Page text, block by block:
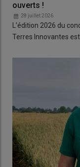
ouverts !
28 juillet 2026
L’édition 2026 du
Terres Innovantes